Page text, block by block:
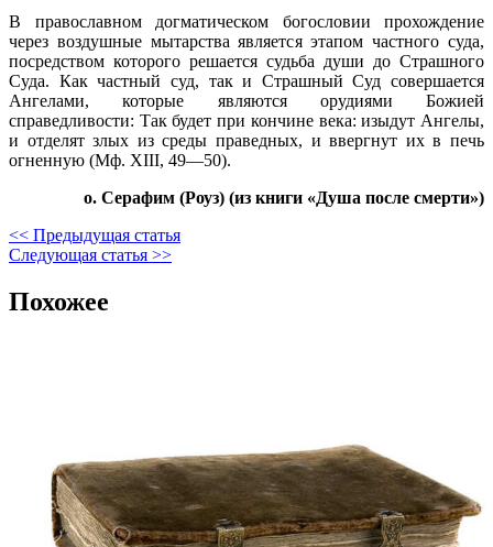
В православном догматическом богословии прохождение
через воздушные мытарства является этапом частного суда,
посредством которого решается судьба души до Страшного
Суда. Как частный суд, так и Страшный Суд совершается
Ангелами, которые являются орудиями Божией
справедливости: Так будет при кончине века: изыдут Ангелы,
и отделят злых из среды праведных, и ввергнут их в печь
огненную (Мф. XIII, 49—50).
о. Серафим (Роуз) (из книги «Душа после смерти»)
<< Предыдущая статья
Следующая статья >>
Похожее